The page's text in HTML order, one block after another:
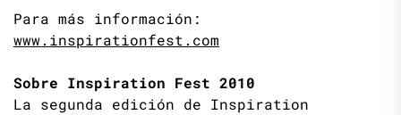
Para más información:
www.inspirationfest.com
Sobre Inspiration Fest 2010
La segunda edición de Inspiration